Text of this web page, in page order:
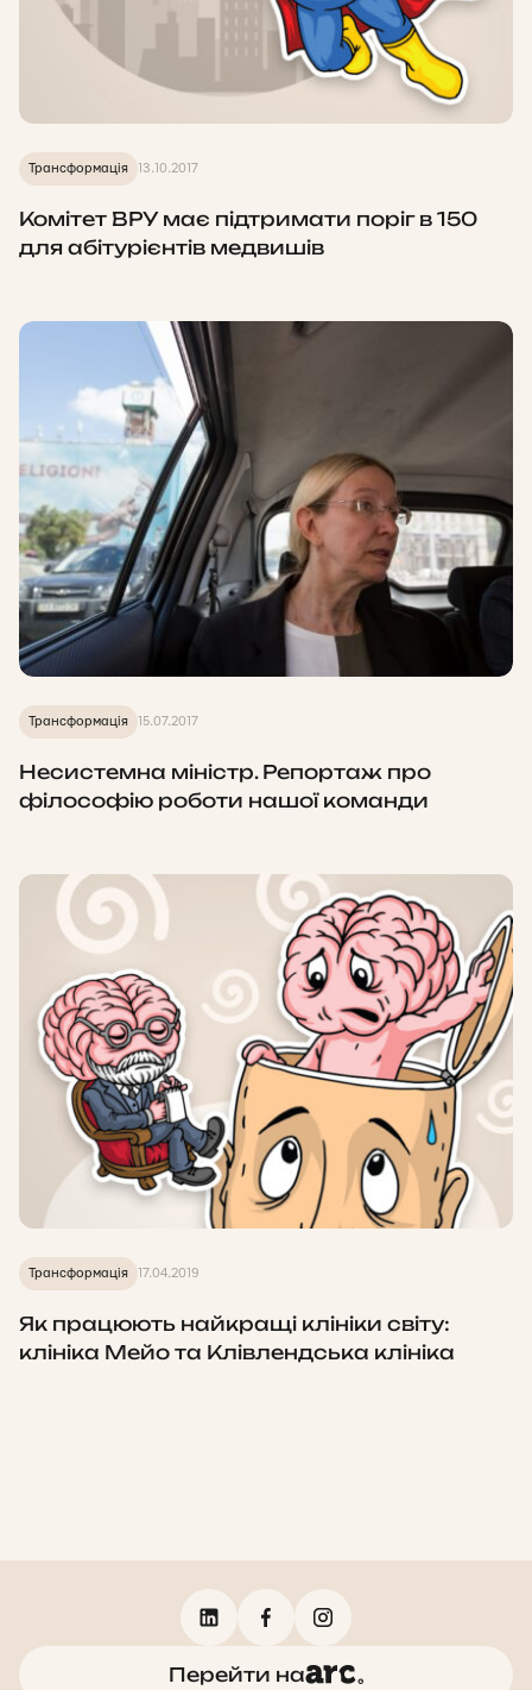
Трансформація 13.10.2017
Комітет ВРУ має підтримати поріг в 150
для абітурієнтів медвишів
Трансформація 15.07.2017
Несистемна міністр. Репортаж про
філософію роботи нашої команди
Трансформація 17.04.2019
Як працюють найкращі клініки світу:
клініка Мейо та Клівлендська клініка
Перейти на